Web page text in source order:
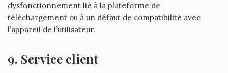
dysfonctionnement lié à la plateforme de
téléchargement ou à un défaut de compatibilité avec
l’appareil de l’utilisateur.
9. Service client